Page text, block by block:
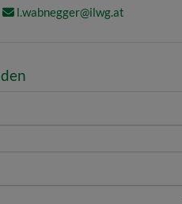
l.wabnegger@ilwg.at